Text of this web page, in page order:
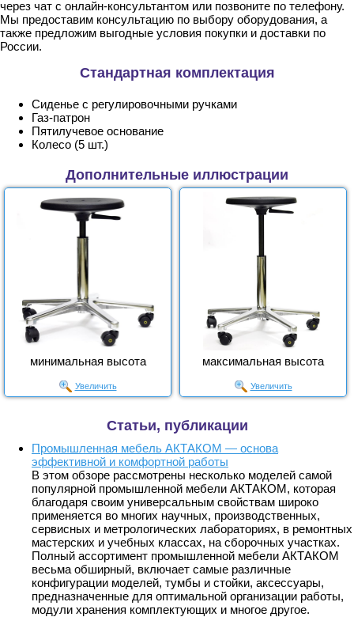
через чат с онлайн-консультантом или позвоните по телефону.
Мы предоставим консультацию по выбору оборудования, а
также предложим выгодные условия покупки и доставки по
России.
Стандартная комплектация
Сиденье с регулировочными ручками
Газ-патрон
Пятилучевое основание
Колесо (5 шт.)
Дополнительные иллюстрации
минимальная высота
Увеличить
максимальная высота
Увеличить
Статьи, публикации
Промышленная мебель АКТАКОМ — основа
эффективной и комфортной работы
В этом обзоре рассмотрены несколько моделей самой
популярной промышленной мебели АКТАКОМ, которая
благодаря своим универсальным свойствам широко
применяется во многих научных, производственных,
сервисных и метрологических лабораториях, в ремонтных
мастерских и учебных классах, на сборочных участках.
Полный ассортимент промышленной мебели АКТАКОМ
весьма обширный, включает самые различные
конфигурации моделей, тумбы и стойки, аксессуары,
предназначенные для оптимальной организации работы,
модули хранения комплектующих и многое другое.